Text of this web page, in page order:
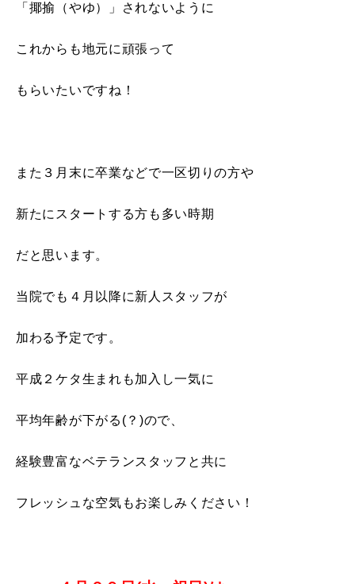
「揶揄（やゆ）」されないように
これからも地元に頑張って
もらいたいですね！
また３月末に卒業などで一区切りの方や
新たにスタートする方も多い時期
だと思います。
当院でも４月以降に新人スタッフが
加わる予定です。
平成２ケタ生まれも加入し一気に
平均年齢が下がる(？)ので、
経験豊富なベテランスタッフと共に
フレッシュな空気もお楽しみください！